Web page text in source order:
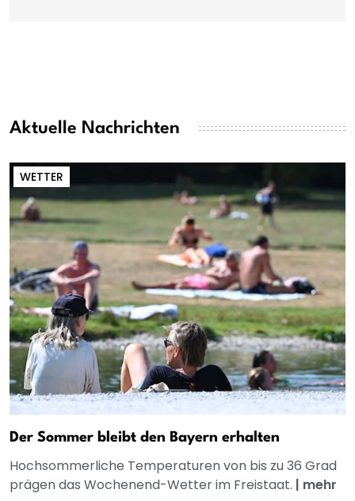
Aktuelle Nachrichten
WETTER
Der Sommer bleibt den Bayern erhalten
Hochsommerliche Temperaturen von bis zu 36 Grad
prägen das Wochenend-Wetter im Freistaat. | mehr